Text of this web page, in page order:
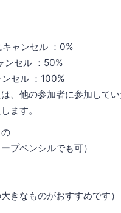
ャンセル ：0%
ンセル ：50%
セル ：100%
、他の参加者に参加して
ます。
プペンシルでも可）
きなものがおすすめです）